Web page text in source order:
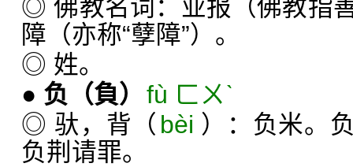
◎ 佛教名词：业报（佛教指
障（亦称“孽障”）。
◎ 姓。
● 负 （負） fù ㄈㄨˋ
◎ 驮，背（ bèi ）：负米。
负荆请罪。